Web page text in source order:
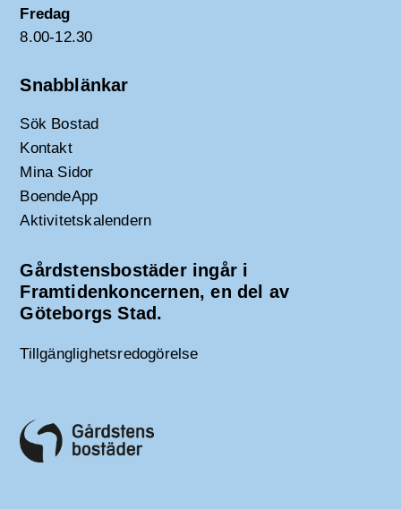
Fredag
8.00-12.30
Snabblänkar
Sök Bostad
Kontakt
Mina Sidor
BoendeApp
Aktivitetskalendern
Gårdstensbostäder ingår i
Framtidenkoncernen, en del av
Göteborgs Stad.
Tillgänglighetsredogörelse